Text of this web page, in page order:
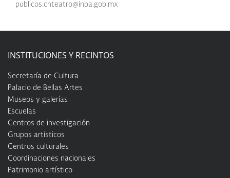
publicos.cnteatro@inba.gob.mx
INSTITUCIONES Y RECINTOS
Secretaría de Cultura
Palacio de Bellas Artes
Museos y galerías
Escuelas
Centros de investigación
Grupos artísticos
Centros culturales
Coordinaciones nacionales
Patrimonio artístico